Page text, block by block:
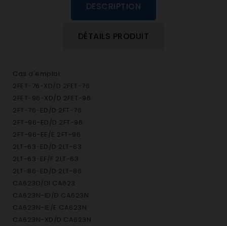
DESCRIPTION
DÉTAILS PRODUIT
Cas d'emploi:
2FET-76-XD/D 2FET-76
2FET-96-XD/D 2FET-96
2FT-76-ED/D 2FT-76
2FT-96-ED/D 2FT-96
2FT-96-EE/E 2FT-96
2LT-63-ED/D 2LT-63
2LT-63-EF/F 2LT-63
2LT-86-ED/D 2LT-86
CA623D/DI CA623
CA623N-ID/D CA623N
CA623N-IE/E CA623N
CA623N-XD/D CA623N